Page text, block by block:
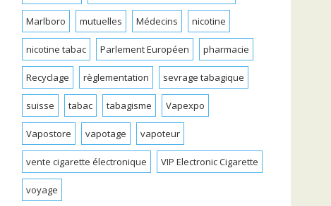
Marlboro mutuelles Médecins nicotine
nicotine tabac Parlement Européen pharmacie
Recyclage règlementation sevrage tabagique
suisse tabac tabagisme Vapexpo
Vapostore vapotage vapoteur
vente cigarette électronique VIP Electronic Cigarette
voyage